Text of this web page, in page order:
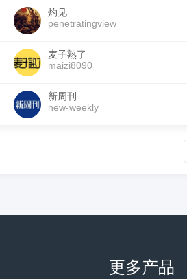
灼见
penetratingview
麦子熟了
maizi8090
新周刊
new-weekly
更多产品